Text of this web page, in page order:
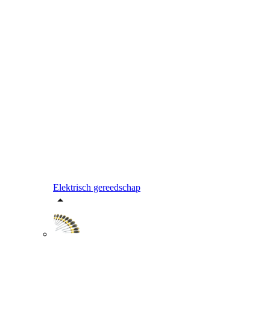
Elektrisch gereedschap